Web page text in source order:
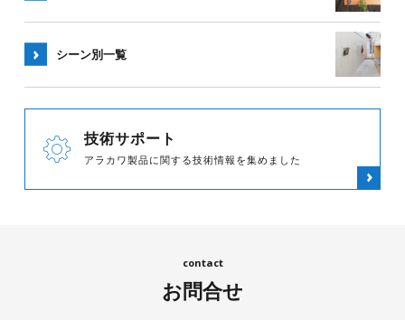
シーン別一覧
技術サポート
アラカワ製品に関する技術情報を集めました
お問合せ